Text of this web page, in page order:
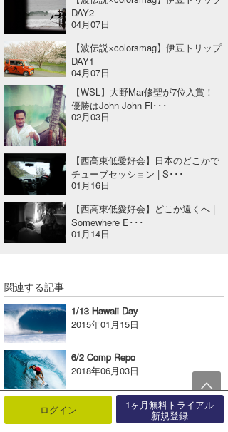
DAY2
04月07日
【波伝説×colorsmag】伊豆トリップ
DAY1
04月07日
【WSL】大野Mar修聖が7位入賞！
優勝はJohn John Fl･･･
02月03日
【西高東低愛好会】日本のどこかで
チューブセッション | S･･･
01月16日
【西高東低愛好会】どこか遠くへ |
Somewhere E･･･
01月14日
関連する記事
1/13 Hawaii Day
2015年01月15日
6/2 Comp Repo
2018年06月03日
7/12 Nihonkai Day
2020年07月13日
ログイン 1ヶ月無料トライアル
新規登録